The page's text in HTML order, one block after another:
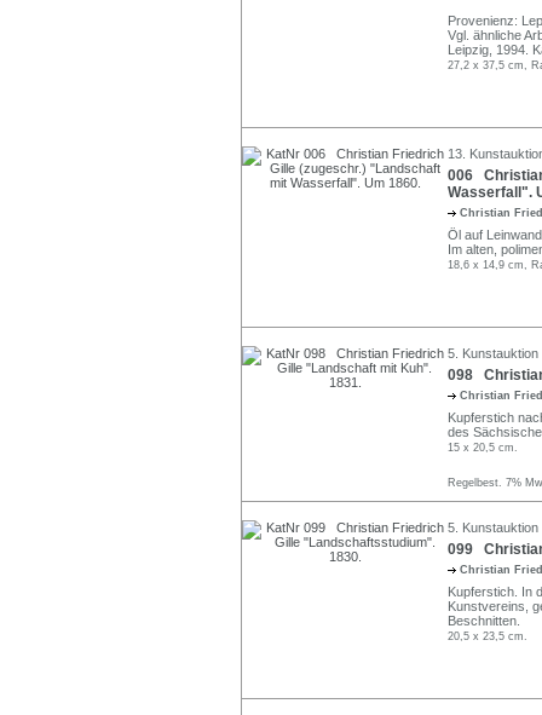
Provenienz:
Vgl. ähnliche
Leipzig, 1994.
27,2 x 37,5 cm,
13.
006
Wasserfall".
Christian
Öl auf
Im alten,
18,6 x 14,9 cm,
5.
098
Christian
Kupferstich
des
15 x 20,5 cm.
Regelbest. 7%
5.
099
Christian
Kupferstich. In
Kunstvereins,
Beschnitten.
20,5 x 23,5 cm.